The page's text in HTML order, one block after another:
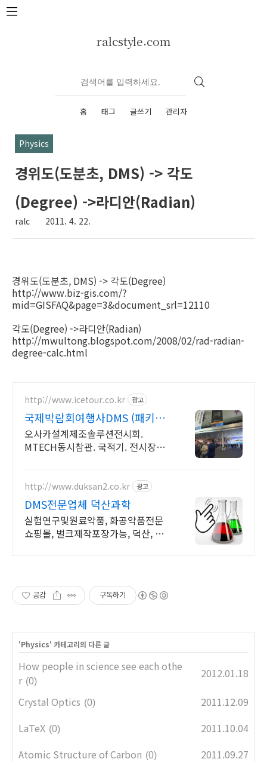
본문 바로가기
ralcstyle.com
홈 태그 글쓰기 관리자
Physics
경위도(도분초, DMS) -> 각도
(Degree) ->라디안(Radian)
ralc 2011. 4. 22.
경위도(도분초, DMS) -> 각도(Degree)
http://www.biz-gis.com/?
mid=GISFAQ&page=3&document_srl=12110
각도(Degree) ->라디안(Radian)
http://mwultong.blogspot.com/2008/02/rad-radian-
degree-calc.html
http://www.icetour.co.kr 광고
국제박람회여행사DMS (패키지
출발확정)
오사카설계제조솔루션전시회.
MTECH동시참관. 국적기. 전시장도
http://www.duksan2.co.kr 광고
DMS전문업체 덕산과학
실험연구및원료약품, 화공약품전문
쇼핑몰, 벌크제작포장가능, 덕산, 대
공감 구독하기
'Physics' 카테고리의 다른 글
How people in science see each othe
r (0)
2012.01.18
Crystal Optics (0)
2011.12.09
LaTeX (0)
2011.10.04
Atomic Structure of Carbon (0)
2011.09.27